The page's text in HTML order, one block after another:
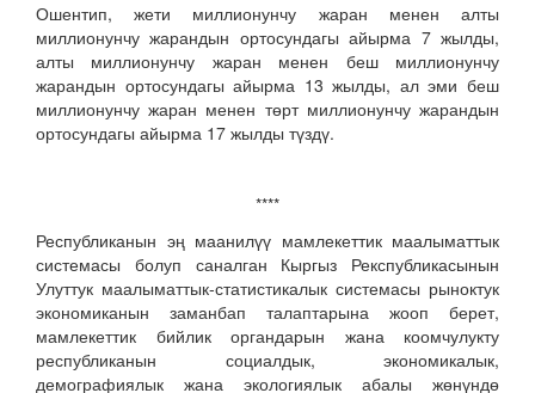
Ошентип, жети миллионунчу жаран менен алты
миллионунчу жарандын ортосундагы айырма 7 жылды,
алты миллионунчу жаран менен беш миллионунчу
жарандын ортосундагы айырма 13 жылды, ал эми беш
миллионунчу жаран менен төрт миллионунчу жарандын
ортосундагы айырма 17 жылды түздү.
****
Республиканын эң маанилүү мамлекеттик маалыматтык
системасы болуп саналган Кыргыз Рекспубликасынын
Улуттук маалыматтык-статистикалык системасы рыноктук
экономиканын заманбап талаптарына жооп берет,
мамлекеттик бийлик органдарын жана коомчулукту
республиканын социалдык, экономикалык,
демографиялык жана экологиялык абалы жөнүндө